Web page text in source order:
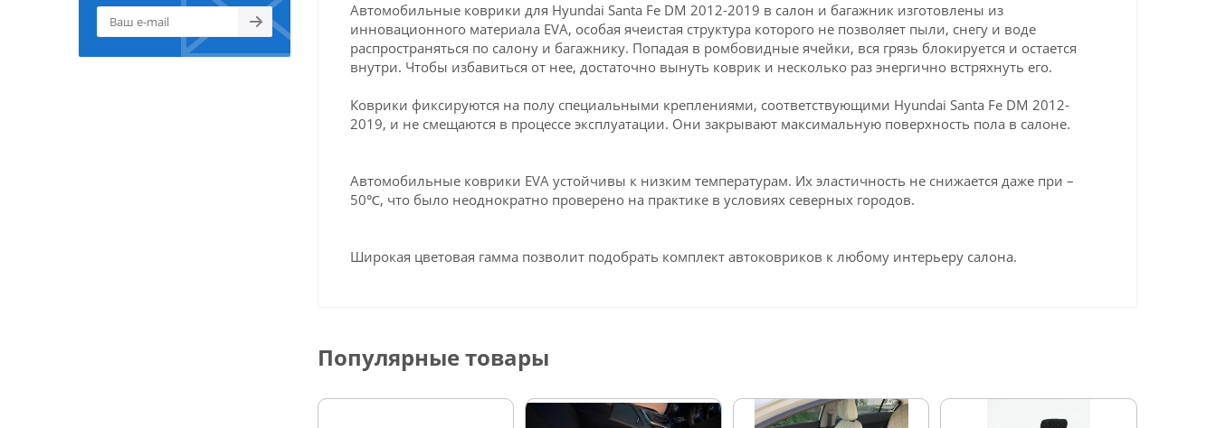
Автомобильные коврики для Hyundai Santa Fe DM 2012-2019 в салон и багажник изготовлены из
инновационного материала EVA, особая ячеистая структура которого не позволяет пыли, снегу и воде
распространяться по салону и багажнику. Попадая в ромбовидные ячейки, вся грязь блокируется и остается
внутри. Чтобы избавиться от нее, достаточно вынуть коврик и несколько раз энергично встряхнуть его.
Коврики фиксируются на полу специальными креплениями, соответствующими Hyundai Santa Fe DM 2012-
2019, и не смещаются в процессе эксплуатации. Они закрывают максимальную поверхность пола в салоне.
Автомобильные коврики EVA устойчивы к низким температурам. Их эластичность не снижается даже при –
50℃, что было неоднократно проверено на практике в условиях северных городов.
Широкая цветовая гамма позволит подобрать комплект автоковриков к любому интерьеру салона.
Популярные товары